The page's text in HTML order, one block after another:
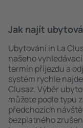
Jak najít
Ubytování in La
našeho
termín příjezdu a
systém rychle
Clusaz. Výběr
můžete podle typu
předchozích
bezplatného